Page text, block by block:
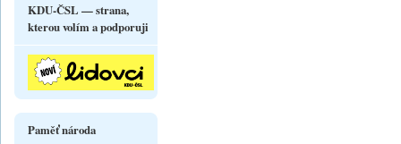
KDU-ČSL — strana,
kterou volím a podporuji
Paměť národa